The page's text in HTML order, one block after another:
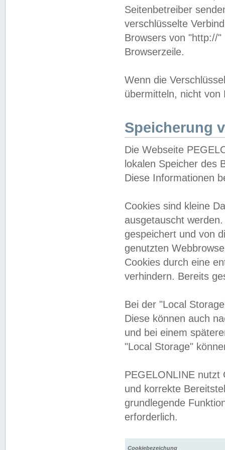
Seitenbetreiber
verschlüsselte
Browsers von "http://
Browserzeile.
Wenn die
übermitteln, nicht von
Speicherung
Die Webseite
lokalen Speicher des
Diese Informationen
Cookies sind kleine
ausgetauscht
gespeichert und von
genutzten
Cookies durch eine
verhindern. Bereits
Bei der "Local
Diese können auch
und bei einem
"Local Storage"
PEGELONLINE nutzt
und korrekte
grundlegende
erforderlich.
Cookiebezeichung